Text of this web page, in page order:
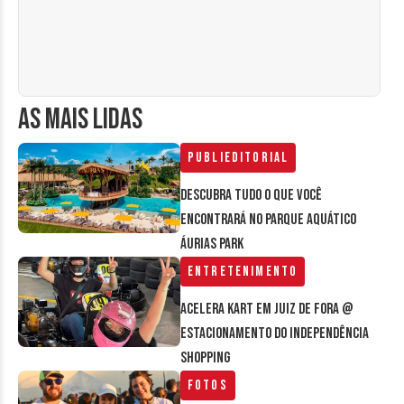
AS MAIS LIDAS
Publieditorial
Descubra tudo o que você
encontrará no parque aquático
Áurias Park
Entretenimento
Acelera Kart em Juiz de Fora @
estacionamento do Independência
Shopping
Fotos